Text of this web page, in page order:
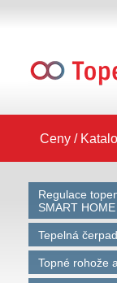
Ceny /
Regulace
SMART HOME
Tepelná
Topné rohože